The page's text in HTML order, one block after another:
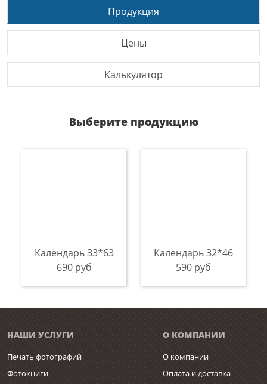
Продукция
Цены
Калькулятор
Выберите продукцию
Календарь 33*63
690 руб
Календарь 32*46
590 руб
НАШИ УСЛУГИ
Печать фотографий
Фотокниги
О КОМПАНИИ
О компании
Оплата и доставка